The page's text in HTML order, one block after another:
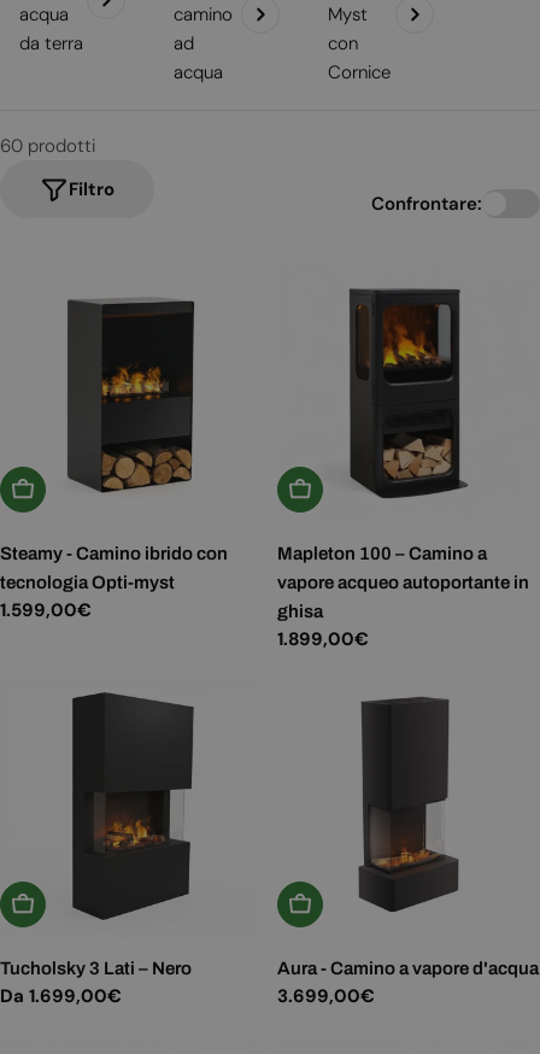
acqua
da terra
camino
ad
acqua
Myst
con
Cornice
60 prodotti
Filtro
Confrontare:
Aggiungi Al Carrello
Steamy - Camino ibrido con
tecnologia Opti-myst
Prezzo
1.599,00€
Aggiungi Al Carrello
Mapleton 100 – Camino a
vapore acqueo autoportante in
ghisa
Prezzo
1.899,00€
Scegli Le Opzioni
Tucholsky 3 Lati – Nero
Prezzo
Da 1.699,00€
Aggiungi Al Carrello
Aura - Camino a vapore d'acqua
Prezzo
3.699,00€